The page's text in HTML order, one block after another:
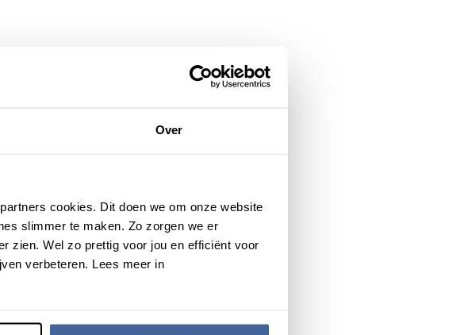
Over
cookies. Dit doen we om onze website
slimmer te maken. Zo zorgen we er
zien. Wel zo prettig voor jou en efficiënt voor
verbeteren. Lees meer in
kracht terugkeerden in mijn lijf. Ik bedacht
genieten van zoon James, die tussen
“Hij redt het prima op één nier, hij is heel
aan haar bevalling. “Het is totaal niet
hoe ontzettend belangrijk het
zijn voor mijn kind. Ik moet er niet aan
bij deze een mega dikke dankjewel!”